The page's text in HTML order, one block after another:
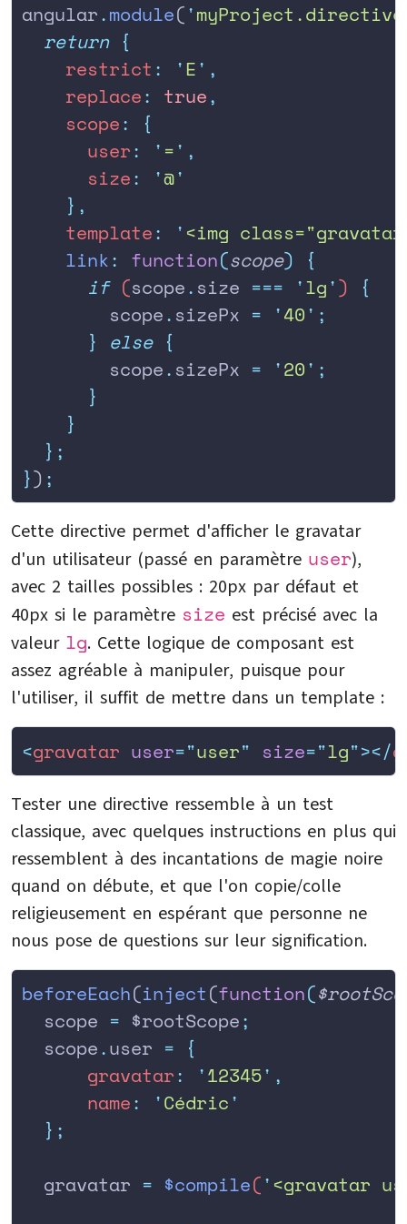
angular.module('
  return
{
    restrict
: ' E' ,
    replace
: true,
    scope
:
{
      user
: ' =' ,
      size
: '@'
    },
    template
: ' <img
    link
: function(scope) {
      if
(scope. size === 'lg')
{
        scope
. sizePx = '40' ;
      }
else {
        scope
. sizePx = '20' ;
      }
    }
  };
}) ;
Cette directive permet d'afficher le gravatar
d'un utilisateur (passé en paramètre user),
avec 2 tailles possibles : 20px par défaut et
40px si le paramètre size est précisé avec la
valeur lg. Cette logique de composant est
assez agréable à manipuler, puisque pour
l'utiliser, il suffit de mettre dans un template :
<gravatar user="user" size="lg"></
Tester une directive ressemble à un test
classique, avec quelques instructions en plus qui
ressemblent à des incantations de magie noire
quand on débute, et que l'on copie/colle
religieusement en espérant que personne ne
nous pose de questions sur leur signification.
beforeEach(inject(function(
  scope
= $rootScope;
  scope
.user = {
      gravatar
: '12345' ,
      name
: 'Cédric'
  };
  gravatar
= $compile(' <gravatar